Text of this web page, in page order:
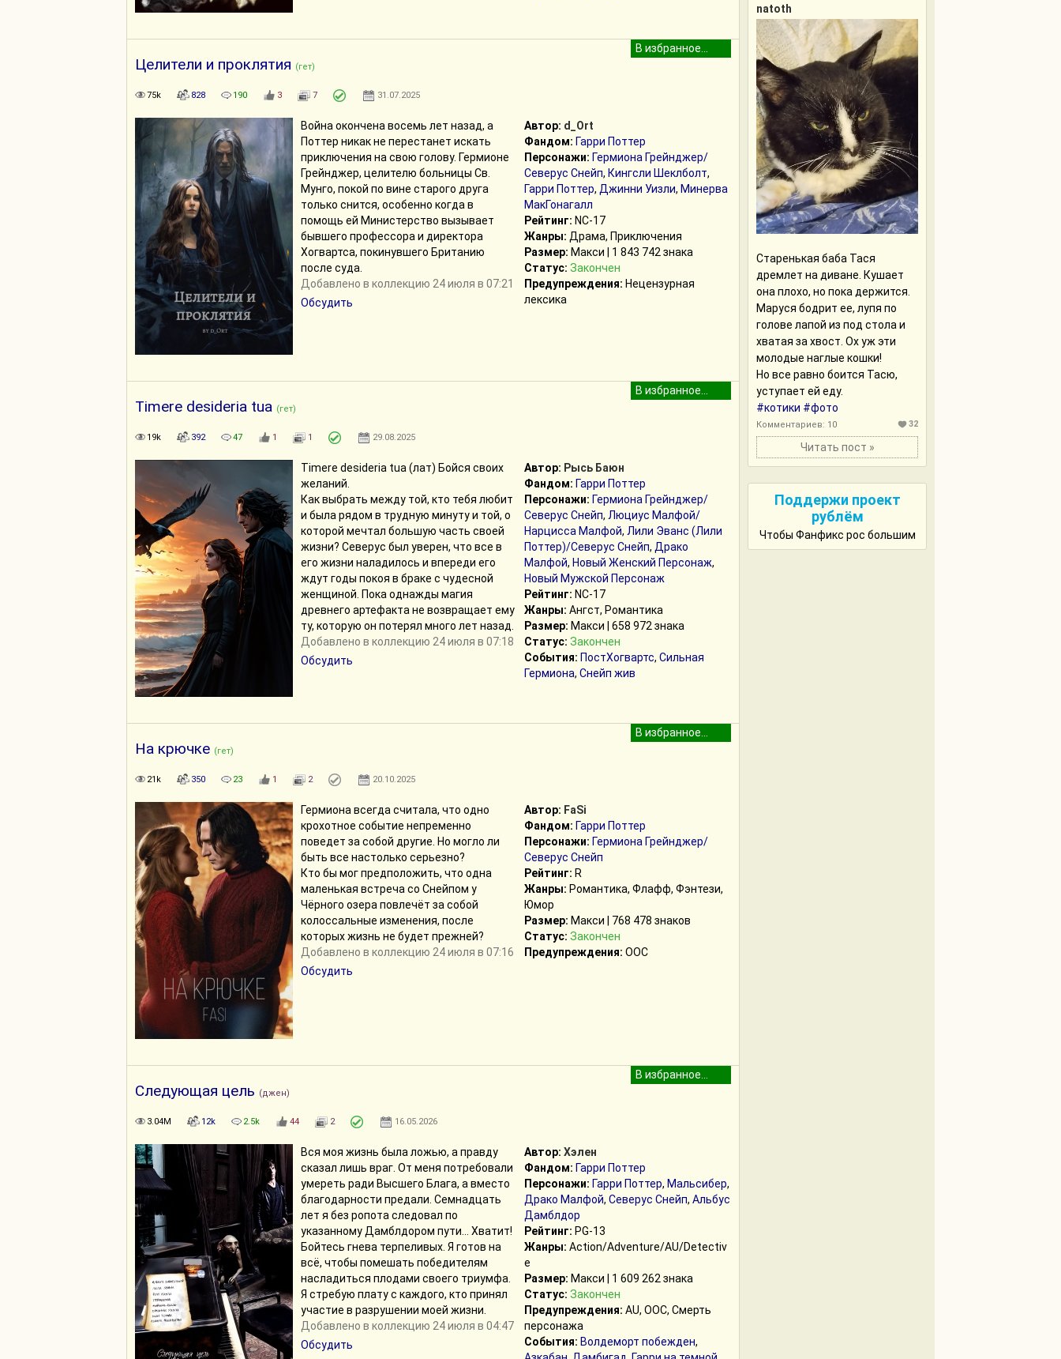
Целители и проклятия (гет)
75k 828 190 3 7 31.07.2025
Война окончена восемь лет назад, а
Поттер никак не перестанет искать
приключения на свою голову. Гермионе
Грейнджер, целителю больницы Св.
Мунго, покой по вине старого друга
только снится, особенно когда в
помощь ей Министерство вызывает
бывшего профессора и директора
Хогвартса, покинувшего Британию
после суда.
Добавлено в коллекцию 24 июля в 07:21
Обсудить
Автор: d_Ort
Фандом: Гарри Поттер
Персонажи: Гермиона Грейнджер/
Северус Снейп, Кингсли Шеклболт,
Гарри Поттер, Джинни Уизли, Минерва
МакГонагалл
Рейтинг: NC-17
Жанры: Драма, Приключения
Размер: Макси | 1 843 742 знака
Статус: Закончен
Предупреждения: Нецензурная
лексика
Timere desideria tua (гет)
19k 392 47 1 1 29.08.2025
Timere desideria tua (лат) Бойся своих
желаний.
Как выбрать между той, кто тебя любит
и была рядом в трудную минуту и той, о
которой мечтал большую часть своей
жизни? Северус был уверен, что все в
его жизни наладилось и впереди его
ждут годы покоя в браке с чудесной
женщиной. Пока однажды магия
древнего артефакта не возвращает ему
ту, которую он потерял много лет назад.
Добавлено в коллекцию 24 июля в 07:18
Обсудить
Автор: Рысь Баюн
Фандом: Гарри Поттер
Персонажи: Гермиона Грейнджер/
Северус Снейп, Люциус Малфой/
Нарцисса Малфой, Лили Эванс (Лили
Поттер)/Северус Снейп, Драко
Малфой, Новый Женский Персонаж,
Новый Мужской Персонаж
Рейтинг: NC-17
Жанры: Ангст, Романтика
Размер: Макси | 658 972 знака
Статус: Закончен
События: ПостХогвартс, Сильная
Гермиона, Снейп жив
На крючке (гет)
21k 350 23 1 2 20.10.2025
Гермиона всегда считала, что одно
крохотное событие непременно
поведет за собой другие. Но могло ли
быть все настолько серьезно?
Кто бы мог предположить, что одна
маленькая встреча со Снейпом у
Чёрного озера повлечёт за собой
колоссальные изменения, после
которых жизнь не будет прежней?
Добавлено в коллекцию 24 июля в 07:16
Обсудить
Автор: FaSi
Фандом: Гарри Поттер
Персонажи: Гермиона Грейнджер/
Северус Снейп
Рейтинг: R
Жанры: Романтика, Флафф, Фэнтези,
Юмор
Размер: Макси | 768 478 знаков
Статус: Закончен
Предупреждения: ООС
Следующая цель (джен)
3.04M 12k 2.5k 44 2 16.05.2026
Вся моя жизнь была ложью, а правду
сказал лишь враг. От меня потребовали
умереть ради Высшего Блага, а вместо
благодарности предали. Семнадцать
лет я без ропота следовал по
указанному Дамблдором пути… Хватит!
Бойтесь гнева терпеливых. Я готов на
всё, чтобы помешать победителям
насладиться плодами своего триумфа.
Я стребую плату с каждого, кто принял
участие в разрушении моей жизни.
Добавлено в коллекцию 24 июля в 04:47
Обсудить
Автор: Хэлен
Фандом: Гарри Поттер
Персонажи: Гарри Поттер, Мальсибер,
Драко Малфой, Северус Снейп, Альбус
Дамблдор
Рейтинг: PG-13
Жанры: Action/Adventure/AU/Detectiv
e
Размер: Макси | 1 609 262 знака
Статус: Закончен
Предупреждения: AU, ООС, Смерть
персонажа
События: Волдеморт побежден,
natoth
Старенькая баба Тася
дремлет на диване. Кушает
она плохо, но пока держится.
Маруся бодрит ее, лупя по
голове лапой из под стола и
хватая за хвост. Ох уж эти
молодые наглые кошки!
Но все равно боится Тасю,
уступает ей еду.
#котики #фото
Комментариев: 10 32
Читать пост »
Поддержи проект
рублём
Чтобы Фанфикс рос большим